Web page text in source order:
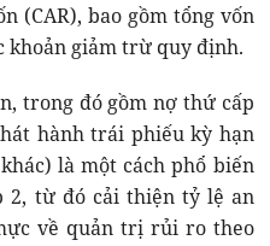
(CAR), bao gồm tổng vốn
khoản giảm trừ quy định.
trong đó gồm nợ thứ cấp
hành trái phiếu kỳ hạn
là một cách phổ biến
2, từ đó cải thiện tỷ lệ an
về quản trị rủi ro theo